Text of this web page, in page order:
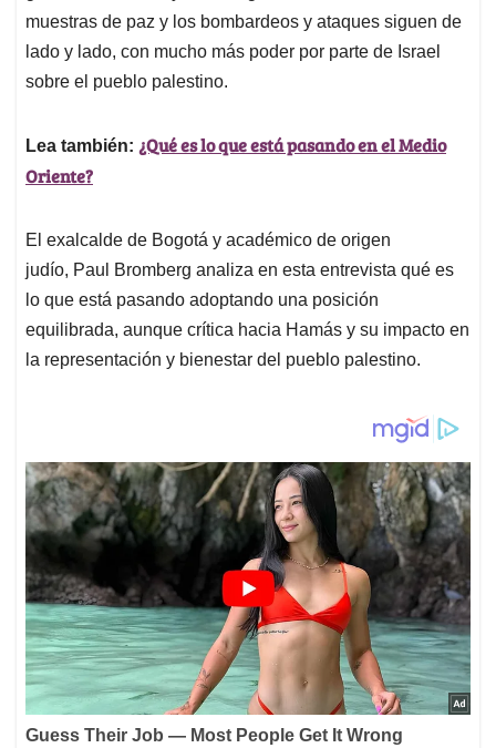
muestras de paz y los bombardeos y ataques siguen de
lado y lado, con mucho más poder por parte de Israel
sobre el pueblo palestino.
Lea también: ¿Qué es lo que está pasando en el Medio
Oriente?
El exalcalde de Bogotá y académico de origen
judío, Paul Bromberg analiza en esta entrevista qué es
lo que está pasando adoptando una posición
equilibrada, aunque crítica hacia Hamás y su impacto en
la representación y bienestar del pueblo palestino.